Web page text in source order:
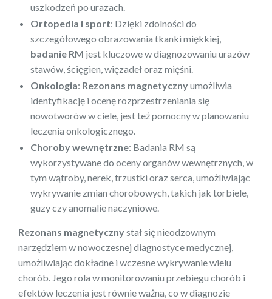
uszkodzeń po urazach.
Ortopedia i sport: Dzięki zdolności do
szczegółowego obrazowania tkanki miękkiej,
badanie RM jest kluczowe w diagnozowaniu urazów
stawów, ścięgien, więzadeł oraz mięśni.
Onkologia: Rezonans magnetycznyumożliwia
identyfikację i ocenę rozprzestrzeniania się
nowotworów w ciele, jest też pomocny w planowaniu
leczenia onkologicznego.
Choroby wewnętrzne: Badania RM są
wykorzystywane do oceny organów wewnętrznych, w
tym wątroby, nerek, trzustki oraz serca, umożliwiając
wykrywanie zmian chorobowych, takich jak torbiele,
guzy czy anomalie naczyniowe.
Rezonans magnetycznystał się nieodzownym
narzędziem w nowoczesnej diagnostyce medycznej,
umożliwiając dokładne i wczesne wykrywanie wielu
chorób. Jego rola w monitorowaniu przebiegu chorób i
efektów leczenia jest równie ważna, co w diagnozie